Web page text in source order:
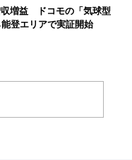
収増益 ドコモの「気球型
登エリアで実証開始